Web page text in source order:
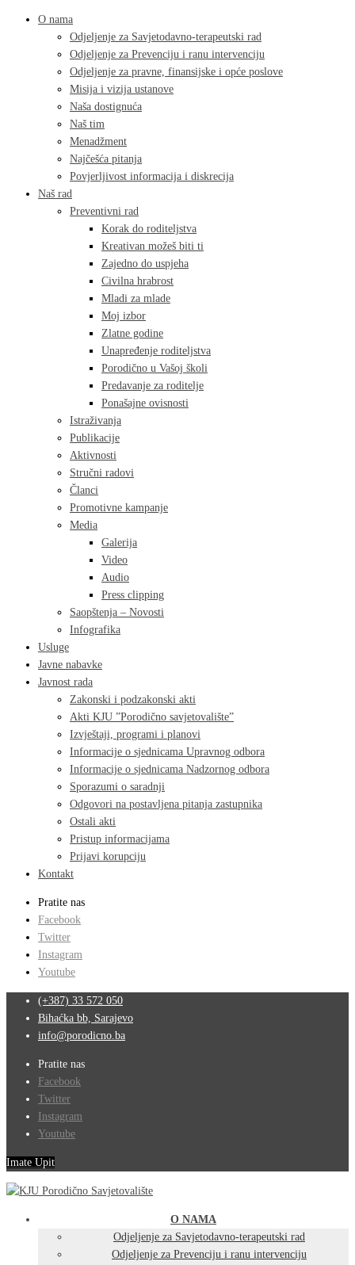
O nama
Odjeljenje za Savjetodavno-terapeutski rad
Odjeljenje za Prevenciju i ranu intervenciju
Odjeljenje za pravne, finansijske i opće poslove
Misija i vizija ustanove
Naša dostignuća
Naš tim
Menadžment
Najčešća pitanja
Povjerljivost informacija i diskrecija
Naš rad
Preventivni rad
Korak do roditeljstva
Kreativan možeš biti ti
Zajedno do uspjeha
Civilna hrabrost
Mladi za mlade
Moj izbor
Zlatne godine
Unapređenje roditeljstva
Porodično u Vašoj školi
Predavanje za roditelje
Ponašajne ovisnosti
Istraživanja
Publikacije
Aktivnosti
Stručni radovi
Članci
Promotivne kampanje
Media
Galerija
Video
Audio
Press clipping
Saopštenja – Novosti
Infografika
Usluge
Javne nabavke
Javnost rada
Zakonski i podzakonski akti
Akti KJU ”Porodično savjetovalište”
Izvještaji, programi i planovi
Informacije o sjednicama Upravnog odbora
Informacije o sjednicama Nadzornog odbora
Sporazumi o saradnji
Odgovori na postavljena pitanja zastupnika
Ostali akti
Pristup informacijama
Prijavi korupciju
Kontakt
Pratite nas
Facebook
Twitter
Instagram
Youtube
(+387) 33 572 050
Bihaćka bb, Sarajevo
info@porodicno.ba
Pratite nas
Facebook
Twitter
Instagram
Youtube
Imate Upit
O NAMA
Odjeljenje za Savjetodavno-terapeutski rad
Odjeljenje za Prevenciju i ranu intervenciju